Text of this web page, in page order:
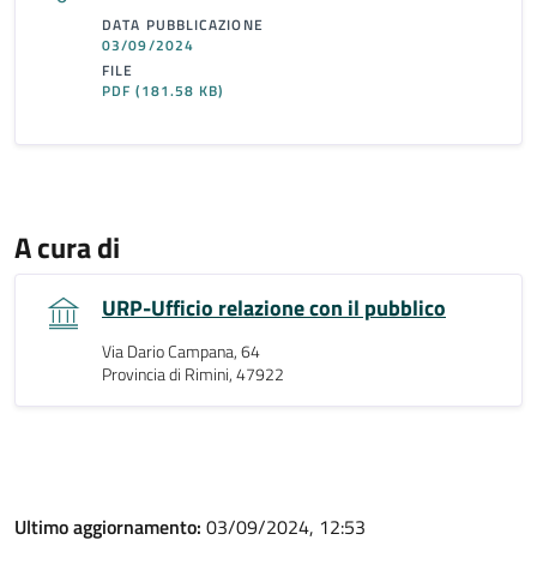
DATA PUBBLICAZIONE
03/09/2024
FILE
PDF(181.58 KB)
A cura di
URP-Ufficio relazione con il pubblico
Via Dario Campana, 64
Provincia di Rimini, 47922
Ultimo aggiornamento: 03/09/2024, 12:53